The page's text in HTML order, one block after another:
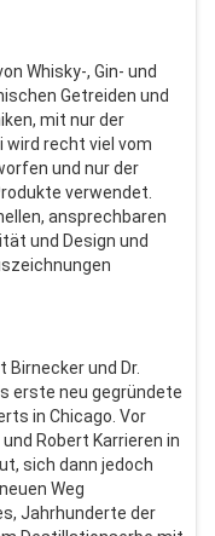
Whisky-, Gin- und
Getreiden und
mit nur der
recht viel vom
und nur der
verwendet.
ansprechbaren
und Design und
Birnecker und Dr.
erste neu gegründete
in Chicago. Vor
Robert Karrieren in
sich dann jedoch
Weg
Jahrhunderte der